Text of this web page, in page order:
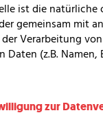
ist die natürliche
gemeinsam mit
Verarbeitung von
Daten (z.B. Namen,
zur